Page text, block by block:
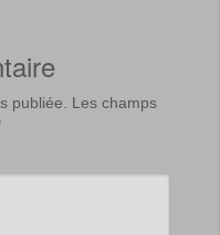
publiée.
Les champs